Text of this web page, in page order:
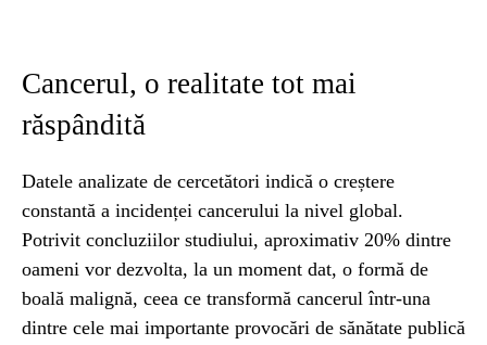
Cancerul, o realitate tot mai
răspândită
Datele analizate de cercetători indică o creștere
constantă a incidenței cancerului la nivel global.
Potrivit concluziilor studiului, aproximativ 20% dintre
oameni vor dezvolta, la un moment dat, o formă de
boală malignă, ceea ce transformă cancerul într-una
dintre cele mai importante provocări de sănătate publică